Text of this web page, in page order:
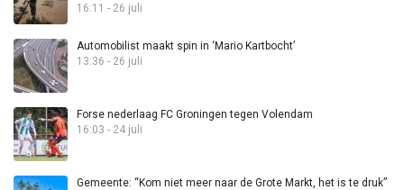
16:11 - 26 juli
Automobilist maakt spin in ‘Mario Kartbocht’
13:36 - 26 juli
Forse nederlaag FC Groningen tegen Volendam
16:03 - 24 juli
Gemeente: “Kom niet meer naar de Grote Markt, het is te druk”